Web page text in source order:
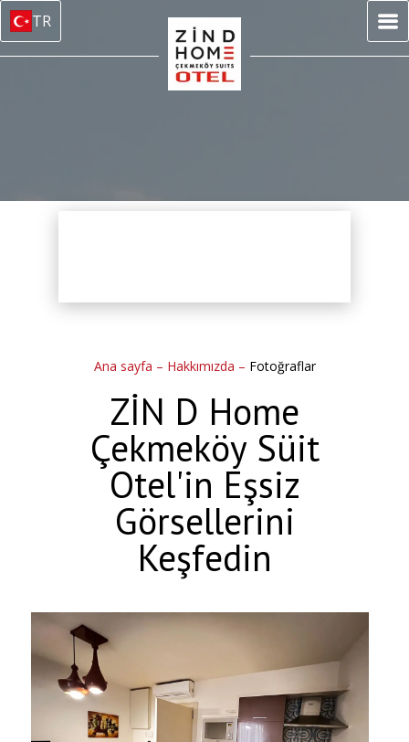
TR
Ana sayfa – Hakkımızda – Fotoğraflar
ZİN D Home
Çekmeköy Süit
Otel'in Eşsiz
Görsellerini
Keşfedin